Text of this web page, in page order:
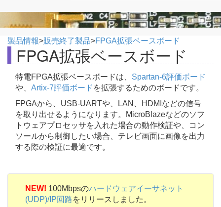
製品情報>販売終了製品>FPGA拡張ベースボード
FPGA拡張ベースボード
特電FPGA拡張ベースボードは、 Spartan-6評価ボード
や、 Artix-7評価ボード を拡張するためのボードです。
FPGAから、USB-UARTや、LAN、HDMIなどの信号
を取り出せるようになります。MicroBlazeなどのソフ
トウェアプロセッサを入れた場合の動作検証や、コン
ソールから制御したい場合、テレビ画面に画像を出力
する際の検証に最適です。
NEW! 100Mbpsのハードウェアイーサネット
(UDP)/IP回路をリリースしました。